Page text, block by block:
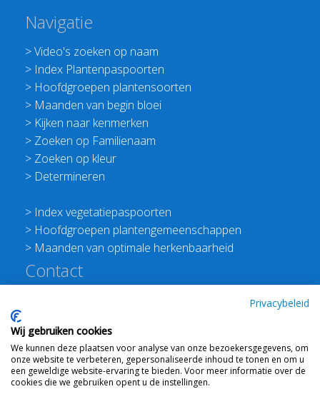
Navigatie
>Video's zoeken op naam
> Index Plantenpaspoorten
> Hoofdgroepen plantensoorten
> Maanden van begin bloei
> Kijken naar kenmerken
> Zoeken op Familienaam
> Zoeken op kleur
> Determineren
> Index vegetatiepaspoorten
> Hoofdgroepen plantengemeenschappen
> Maanden van optimale herkenbaarheid
Contact
E:info@floravannederland.nl
Plein 1992 70F 6221JP Maastricht
T: 06 41237586
KVK: 76114821 btw: NL860512289B01
Privacybeleid
Wij gebruiken cookies
We kunnen deze plaatsen voor analyse van onze bezoekersgegevens, om
onze website te verbeteren, gepersonaliseerde inhoud te tonen en om u
een geweldige website-ervaring te bieden. Voor meer informatie over de
cookies die we gebruiken opent u de instellingen.